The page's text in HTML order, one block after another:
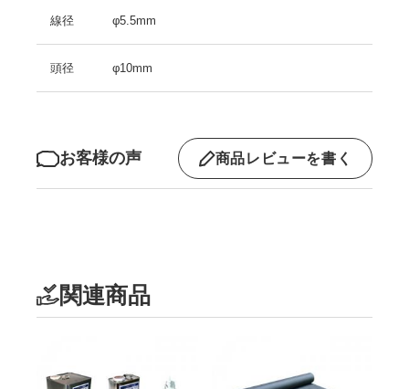
線径 φ5.5mm
頭径 φ10mm
お客様の声 商品レビューを書く
関連商品